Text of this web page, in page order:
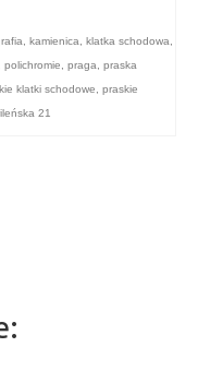
kamienica klatka schodowa
polichromie praga
praska
klatki schodowe
praskie
21